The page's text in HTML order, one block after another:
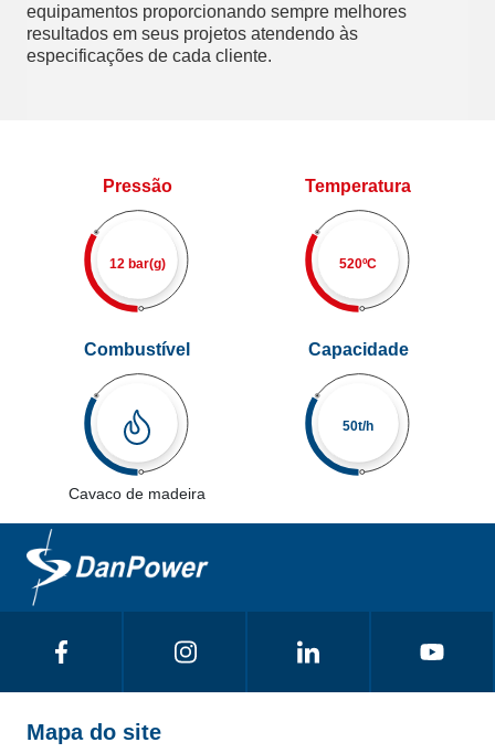
equipamentos proporcionando sempre melhores
resultados em seus projetos atendendo às
especificações de cada cliente.
Pressão
12 bar(g)
Temperatura
520ºC
Combustível
Cavaco de madeira
Capacidade
50t/h
Mapa do site